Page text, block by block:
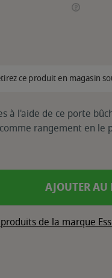
ce produit en magasin
à l'aide de ce porte
rangement en le
AJOUTER AU
de la marque